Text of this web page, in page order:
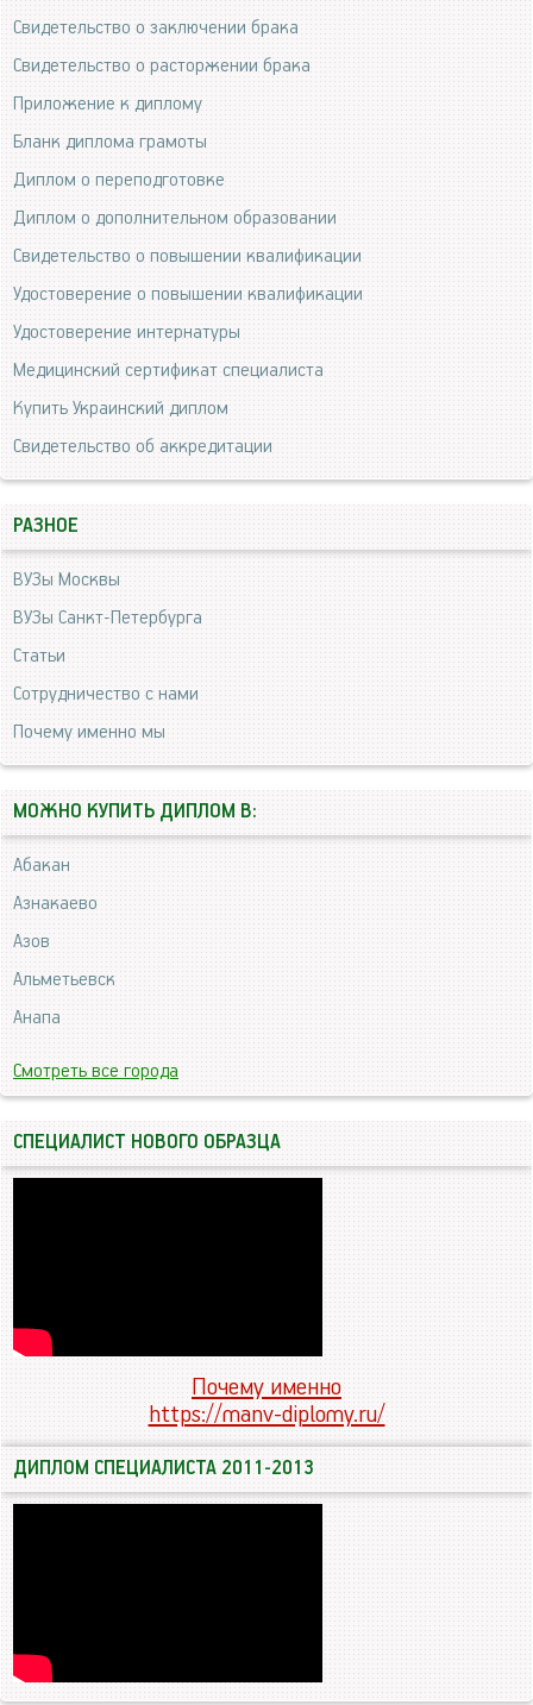
Свидетельство о заключении брака
Свидетельство о расторжении брака
Приложение к диплому
Бланк диплома грамоты
Диплом о переподготовке
Диплом о дополнительном образовании
Свидетельство о повышении квалификации
Удостоверение о повышении квалификации
Удостоверение интернатуры
Медицинский сертификат специалиста
Купить Украинский диплом
Свидетельство об аккредитации
РАЗНОЕ
ВУЗы Москвы
ВУЗы Санкт-Петербурга
Статьи
Сотрудничество с нами
Почему именно мы
МОЖНО КУПИТЬ ДИПЛОМ В:
Абакан
Азнакаево
Азов
Альметьевск
Анапа
Смотреть все города
СПЕЦИАЛИСТ НОВОГО ОБРАЗЦА
Почему именно
https://manv-diplomy.ru/
ДИПЛОМ СПЕЦИАЛИСТА 2011-2013